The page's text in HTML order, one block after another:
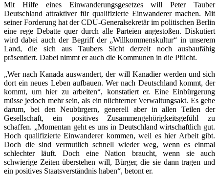
Mit Hilfe eines Einwanderungsgesetzes will Peter Tauber
Deutschland attraktiver für qualifizierte Einwanderer machen. Mit
seiner Forderung hat der CDU-Generalsekretär im politischen Berlin
eine rege Debatte quer durch alle Parteien angestoßen. Diskutiert
wird dabei auch der Begriff der „Willkommenskultur“ in unserem
Land, die sich aus Taubers Sicht derzeit noch ausbaufähig
präsentiert. Dabei nimmt er auch die Kommunen in die Pflicht.
„Wer nach Kanada auswandert, der will Kanadier werden und sich
dort ein neues Leben aufbauen. Wer nach Deutschland kommt, der
kommt, um hier zu arbeiten“, konstatiert er. Eine Einbürgerung
müsse jedoch mehr sein, als ein nüchterner Verwaltungsakt. Es gehe
darum, bei den Neubürgern, generell aber in allen Teilen der
Gesellschaft, ein positives Zusammengehörigkeitsgefühl zu
schaffen. „Momentan geht es uns in Deutschland wirtschaftlich gut.
Hoch qualifizierte Einwanderer kommen, weil es hier Arbeit gibt.
Doch die sind vermutlich schnell wieder weg, wenn es einmal
schlechter läuft. Doch eine Nation braucht, wenn sie auch
schwierige Zeiten überstehen will, Bürger, die sie dann tragen und
ein positives Staatsverständnis haben“, betont er.